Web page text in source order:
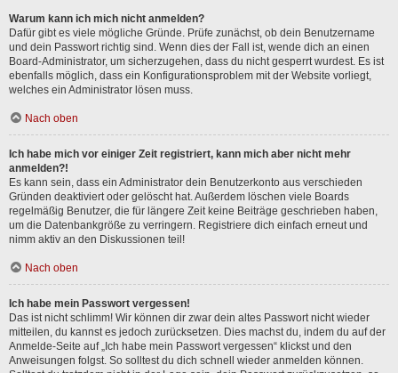
Warum kann ich mich nicht anmelden?
Dafür gibt es viele mögliche Gründe. Prüfe zunächst, ob dein Benutzername
und dein Passwort richtig sind. Wenn dies der Fall ist, wende dich an einen
Board-Administrator, um sicherzugehen, dass du nicht gesperrt wurdest. Es ist
ebenfalls möglich, dass ein Konfigurationsproblem mit der Website vorliegt,
welches ein Administrator lösen muss.
Nach oben
Ich habe mich vor einiger Zeit registriert, kann mich aber nicht mehr
anmelden?!
Es kann sein, dass ein Administrator dein Benutzerkonto aus verschieden
Gründen deaktiviert oder gelöscht hat. Außerdem löschen viele Boards
regelmäßig Benutzer, die für längere Zeit keine Beiträge geschrieben haben,
um die Datenbankgröße zu verringern. Registriere dich einfach erneut und
nimm aktiv an den Diskussionen teil!
Nach oben
Ich habe mein Passwort vergessen!
Das ist nicht schlimm! Wir können dir zwar dein altes Passwort nicht wieder
mitteilen, du kannst es jedoch zurücksetzen. Dies machst du, indem du auf der
Anmelde-Seite auf „Ich habe mein Passwort vergessen“ klickst und den
Anweisungen folgst. So solltest du dich schnell wieder anmelden können.